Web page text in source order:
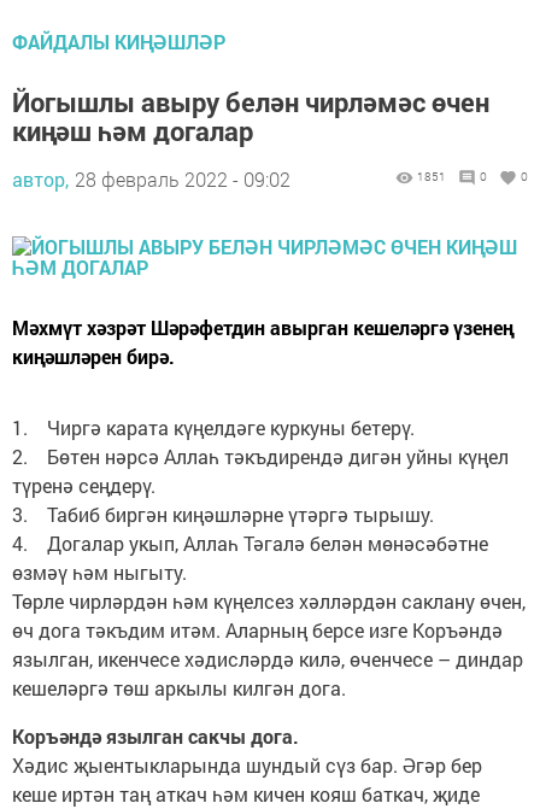
ФАЙДАЛЫ КИҢӘШЛӘР
Йогышлы авыру белән чирләмәс өчен
киңәш һәм догалар
автор, 28 февраль 2022 - 09:02 1851 0 0
Мәхмүт хәзрәт Шәрәфетдин авырган кешеләргә үзенең
киңәшләрен бирә.
1. Чиргә карата күңелдәге куркуны бетерү.
2. Бөтен нәрсә Аллаһ тәкъдирендә дигән уйны күңел
түренә сеңдерү.
3. Табиб биргән киңәшләрне үтәргә тырышу.
4. Догалар укып, Аллаһ Тәгалә белән мөнәсәбәтне
өзмәү һәм ныгыту.
Төрле чирләрдән һәм күңелсез хәлләрдән саклану өчен,
өч дога тәкъдим итәм. Аларның берсе изге Коръәндә
язылган, икенчесе хәдисләрдә килә, өченчесе – диндар
кешеләргә төш аркылы килгән дога.
Коръәндә язылган сакчы дога.
Хәдис җыентыкларында шундый сүз бар. Әгәр бер
кеше иртән таң аткач һәм кичен кояш баткач, җиде